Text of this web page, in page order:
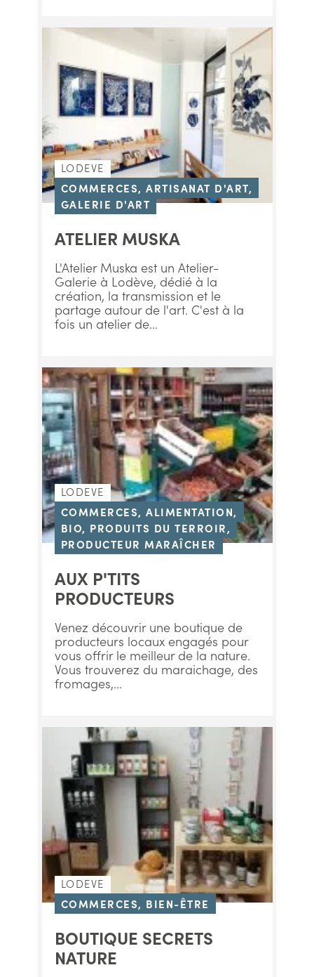
LODEVE
COMMERCES, ARTISANAT D'ART,
GALERIE D'ART
ATELIER MUSKA
L'Atelier Muska est un Atelier-
Galerie à Lodève, dédié à la
création, la transmission et le
partage autour de l'art. C'est à la
fois un atelier de...
LODEVE
COMMERCES, ALIMENTATION,
BIO, PRODUITS DU TERROIR,
PRODUCTEUR MARAÎCHER
AUX P'TITS
PRODUCTEURS
Venez découvrir une boutique de
producteurs locaux engagés pour
vous offrir le meilleur de la nature.
Vous trouverez du maraichage, des
fromages,...
LODEVE
COMMERCES, BIEN-ÊTRE
BOUTIQUE SECRETS
NATURE